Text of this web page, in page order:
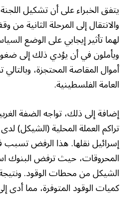
يتفق الخبراء على أن تشكيل اللجنة
والانتقال إلى المرحلة الثانية من
لهما تأثير إيجابي على الوضع
ويأملون في أن يؤدي ذلك إلى
أموال المقاصة المحتجزة،
العامة الفلسطينية.
إضافة إلى ذلك، تواجه الضفة
تراكم العملة المحلية
إسرائيل نقلها. هذا الرفض تسبب
المحروقات، حيث ترفض البنوك
الشيكل من محطات الوقود.
كميات الوقود المتوفرة، مما أدى